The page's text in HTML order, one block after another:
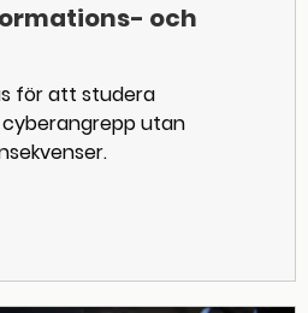
och
för att studera
utan